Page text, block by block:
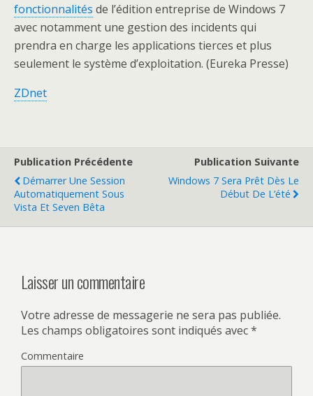
fonctionnalités de l’édition entreprise de Windows 7
avec notamment une gestion des incidents qui
prendra en charge les applications tierces et plus
seulement le système d’exploitation. (Eureka Presse)
ZDnet
Publication Précédente
Démarrer Une Session
Automatiquement Sous
Vista Et Seven Bêta
Publication Suivante
Windows 7 Sera Prêt Dès Le
Début De L’été
Laisser un commentaire
Votre adresse de messagerie ne sera pas publiée.
Les champs obligatoires sont indiqués avec*
Commentaire